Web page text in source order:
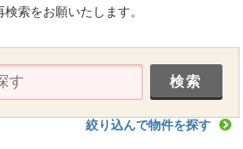
索をお願いたします。
絞り込んで物件を探す